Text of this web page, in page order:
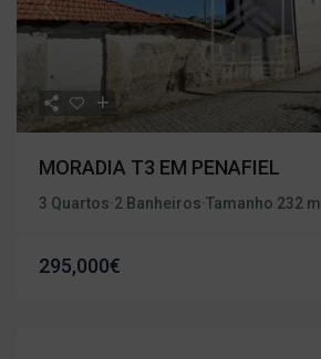
Previous
MORADIA T3 EM PENAFIEL
3 Quartos·2 Banheiros·Tamanho 232 m
295,000€